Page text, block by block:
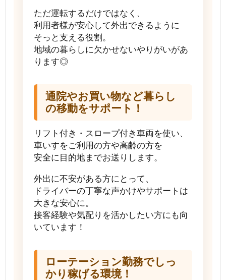
ただ運転するだけではなく、
利用者様が安心して外出できるように
そっと支える役割。
地域の暮らしに欠かせないやりがいがあ
ります◎
通院やお買い物など暮らし
の移動をサポート！
リフト付き・スロープ付き車両を使い、
車いすをご利用の方や高齢の方を
安全に目的地までお送りします。
外出に不安がある方にとって、
ドライバーの丁寧な声かけやサポートは
大きな安心に。
接客経験や気配りを活かしたい方にも向
いています！
ローテーション勤務でしっ
かり稼げる環境！